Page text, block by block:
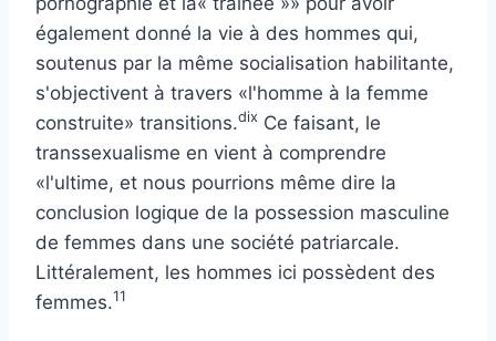
également donné la vie à des hommes qui,
soutenus par la même socialisation habilitante,
s'objectivent à travers «l'homme à la femme
construite» transitions.dix Ce faisant, le
transsexualisme en vient à comprendre
«l'ultime, et nous pourrions même dire la
conclusion logique de la possession masculine
de femmes dans une société patriarcale.
Littéralement, les hommes ici possèdent des
femmes.11